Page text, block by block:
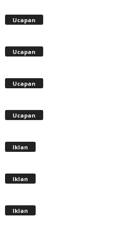
Ucapan
Ucapan
Ucapan
Ucapan
Iklan
Iklan
Iklan